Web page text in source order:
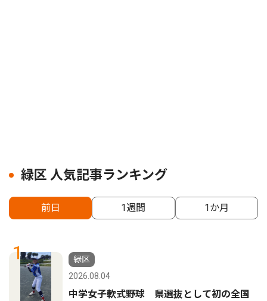
緑区 人気記事ランキング
前日 1週間 1か月
1
緑区
2026.08.04
中学女子軟式野球 県選抜として初の全国